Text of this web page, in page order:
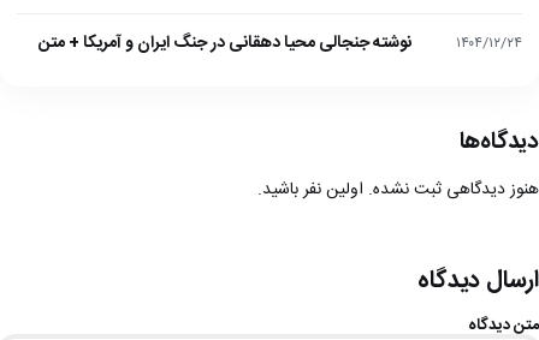
۱۴۰۴/۱۲/۲۴ نوشته جنجالی محیا دهقانی در جنگ ایران و آمریکا + متن
دیدگاه‌ها
هنوز دیدگاهی ثبت نشده. اولین نفر باشید.
ارسال دیدگاه
متن دیدگاه